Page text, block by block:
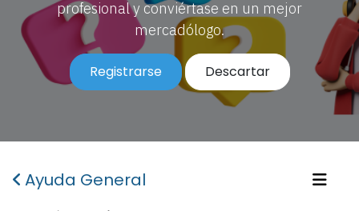
profesional y conviértase en un mejor
mercadólogo.
Registrarse Descartar
Ayuda General